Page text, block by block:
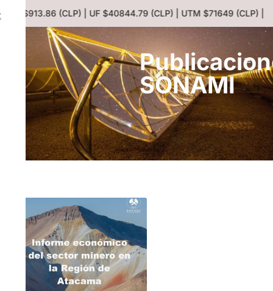
$913.86 (CLP) | UF $40844.79 (CLP) | UTM $71649 (CLP) |
SONAMI